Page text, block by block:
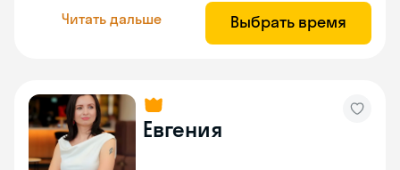
Читать дальше Выбрать время
Евгения